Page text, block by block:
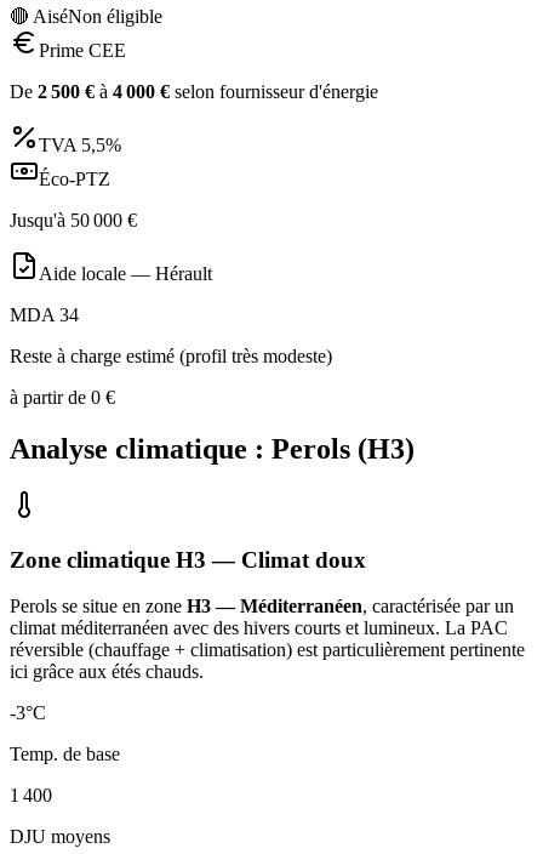
🔴 AiséNon éligible
Prime CEE
De 2 500 € à 4 000 € selon fournisseur d'énergie
TVA 5,5%
Éco-PTZ
Jusqu'à 50 000 €
Aide locale — Hérault
MDA 34
Reste à charge estimé (profil très modeste)
à partir de 0 €
Analyse climatique : Perols (H3)
Zone climatique H3 — Climat doux
Perols se situe en zone H3 — Méditerranéen, caractérisée par un
climat méditerranéen avec des hivers courts et lumineux. La PAC
réversible (chauffage + climatisation) est particulièrement pertinente
ici grâce aux étés chauds.
-3°C
Temp. de base
1 400
DJU moyens